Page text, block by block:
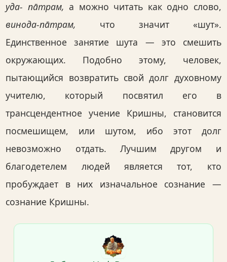
уда- па̄трам, а можно читать как одно слово,
винода-па̄трам, что значит «шут».
Единственное занятие шута — это смешить
окружающих. Подобно этому, человек,
пытающийся возвратить свой долг духовному
учителю, который посвятил его в
трансцендентное учение Кришны, становится
посмешищем, или шутом, ибо этот долг
невозможно отдать. Лучшим другом и
благодетелем людей является тот, кто
пробуждает в них изначальное сознание —
сознание Кришны.